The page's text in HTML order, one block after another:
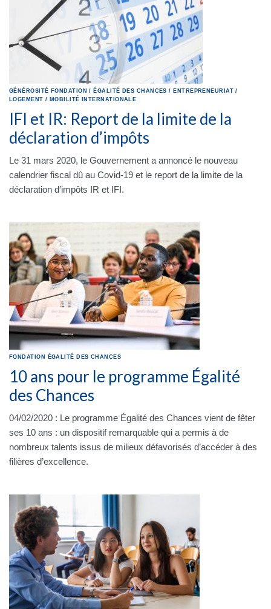
GÉNÉROSITÉ FONDATION / ÉGALITÉ DES CHANCES / ENTREPRENEURIAT /
LOGEMENT / MOBILITÉ INTERNATIONALE
IFI et IR: Report de la limite de la
déclaration d’impôts
Le 31 mars 2020, le Gouvernement a annoncé le nouveau
calendrier fiscal dû au Covid-19 et le report de la limite de la
déclaration d’impôts IR et IFI.
FONDATION ÉGALITÉ DES CHANCES
10 ans pour le programme Égalité
des Chances
04/02/2020 : Le programme Égalité des Chances vient de fêter
ses 10 ans : un dispositif remarquable qui a permis à de
nombreux talents issus de milieux défavorisés d’accéder à des
filières d’excellence.